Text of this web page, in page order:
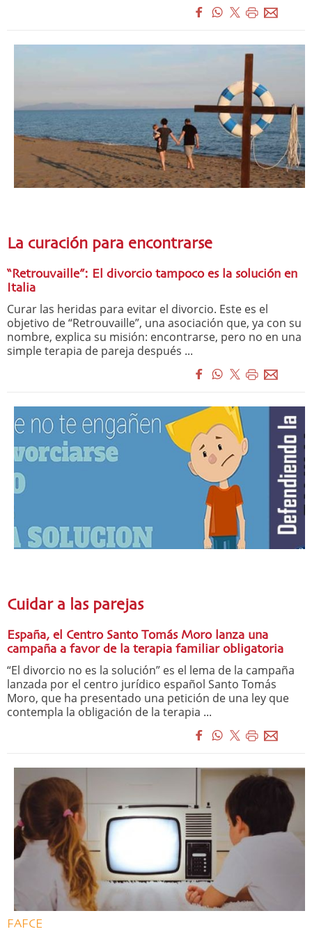
La curación para encontrarse
“Retrouvaille”: El divorcio tampoco es la solución en
Italia
Curar las heridas para evitar el divorcio. Este es el
objetivo de “Retrouvaille”, una asociación que, ya con su
nombre, explica su misión: encontrarse, pero no en una
simple terapia de pareja después ...
Cuidar a las parejas
España, el Centro Santo Tomás Moro lanza una
campaña a favor de la terapia familiar obligatoria
“El divorcio no es la solución” es el lema de la campaña
lanzada por el centro jurídico español Santo Tomás
Moro, que ha presentado una petición de una ley que
contempla la obligación de la terapia ...
FAFCE